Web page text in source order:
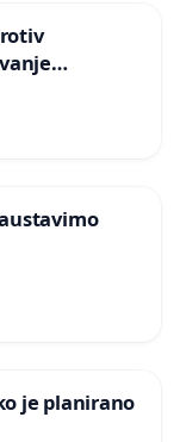
stabala pri
je planirano